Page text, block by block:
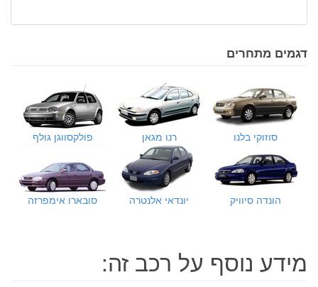
דגמים מתחרים
סוזוקי בלנו רנו מגאן פולקסווגן גולף
הונדה סיוויק יונדאי אלנטרה סובארו אימפרזה
מידע נוסף על רכב זה: